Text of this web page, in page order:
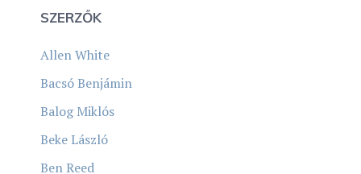
SZERZŐK
Allen White
Bacsó Benjámin
Balog Miklós
Beke László
Ben Reed